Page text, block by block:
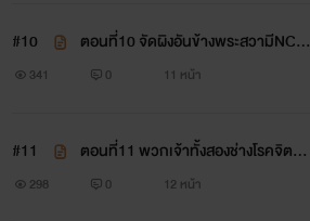
#10
ตอนที่10 จัดผิงอันข้างพระสวามีNC25
+NTR
341 0 11 หน้า
#11
ตอนที่11 พวกเจ้าทั้งสองช่างโรคจิตNC
25+ NTR
298 0 12 หน้า